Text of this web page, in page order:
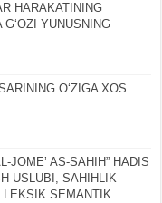
HARAKATINING
YUNUSNING
OʻZIGA XOS
JOMEʼ AS-SAHIH” HADIS
USLUBI, SAHIHLIK
LЕKSIK SЕMANTIK